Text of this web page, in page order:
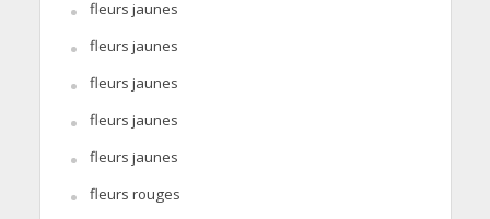
fleurs jaunes
fleurs jaunes
fleurs jaunes
fleurs jaunes
fleurs jaunes
fleurs rouges